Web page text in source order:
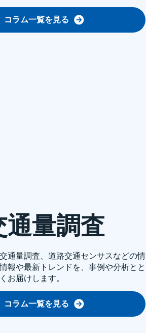
コラム一覧を見る
通量調査
通量調査、道路交通センサスなどの情
報や最新トレンドを、事例や分析とと
お届けします。
コラム一覧を見る